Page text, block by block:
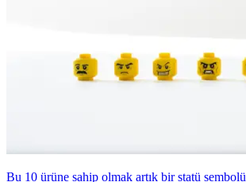
Bu 10 ürüne sahip olmak artık bir statü sembolü